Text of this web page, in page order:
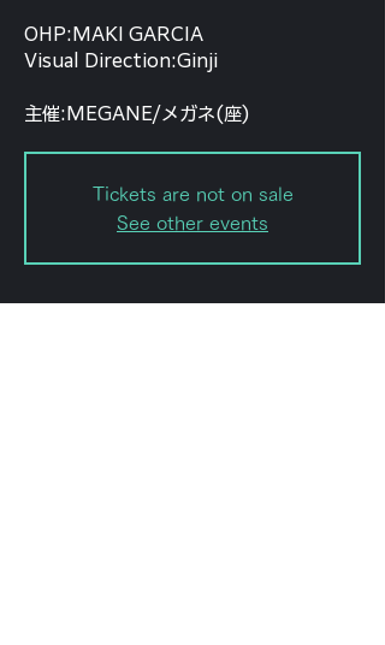
OHP:MAKI GARCIA
Visual Direction:Ginji
主催:MEGANE/メガネ(座)
Tickets are not on sale
See other events